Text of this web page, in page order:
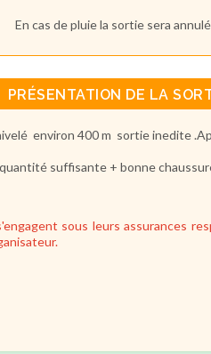
En cas de pluie la sortie sera
PRÉSENTATION DE LA
environ 400 m sortie inedite
suffisante + bonne
sous leurs assurances